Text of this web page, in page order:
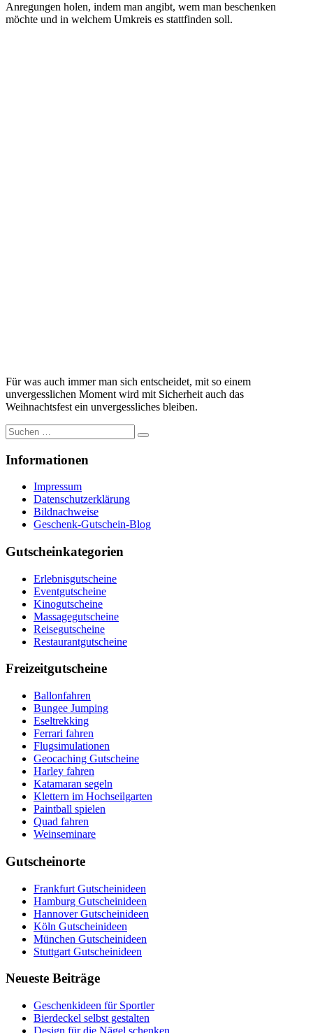
Anregungen holen, indem man angibt, wem man beschenken
möchte und in welchem Umkreis es stattfinden soll.
Für was auch immer man sich entscheidet, mit so einem
unvergesslichen Moment wird mit Sicherheit auch das
Weihnachtsfest ein unvergessliches bleiben.
Suche
nach:
Informationen
Impressum
Datenschutzerklärung
Bildnachweise
Geschenk-Gutschein-Blog
Gutscheinkategorien
Erlebnisgutscheine
Eventgutscheine
Kinogutscheine
Massagegutscheine
Reisegutscheine
Restaurantgutscheine
Freizeitgutscheine
Ballonfahren
Bungee Jumping
Eseltrekking
Ferrari fahren
Flugsimulationen
Geocaching Gutscheine
Harley fahren
Katamaran segeln
Klettern im Hochseilgarten
Paintball spielen
Quad fahren
Weinseminare
Gutscheinorte
Frankfurt Gutscheinideen
Hamburg Gutscheinideen
Hannover Gutscheinideen
Köln Gutscheinideen
München Gutscheinideen
Stuttgart Gutscheinideen
Neueste Beiträge
Geschenkideen für Sportler
Bierdeckel selbst gestalten
Design für die Nägel schenken